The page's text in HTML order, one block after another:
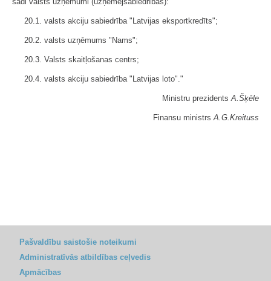
20.1. valsts akciju sabiedrība "Latvijas eksportkredīts";
20.2. valsts uzņēmums "Nams";
20.3. Valsts skaitļošanas centrs;
20.4. valsts akciju sabiedrība "Latvijas loto"."
Ministru prezidentsA.Šķēle
Finansu ministrsA.G.Kreituss
Pašvaldību saistošie noteikumi
Administratīvās atbildības ceļvedis
Apmācības